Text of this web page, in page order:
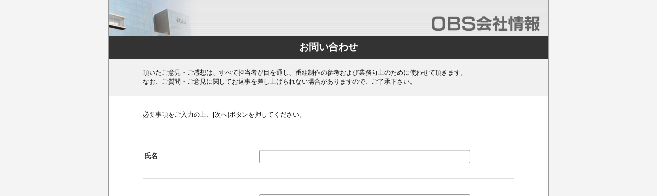
お問い合わせ
頂いたご意見・ご感想は、すべて担当者が目を通し、番組制作の参考および業務向上のために使わせて頂きます。
なお、ご質問・ご意見に関してお返事を差し上げられない場合がありますので、ご了承下さい。
必要事項をご入力の上、[次へ]ボタンを押してください。
氏名